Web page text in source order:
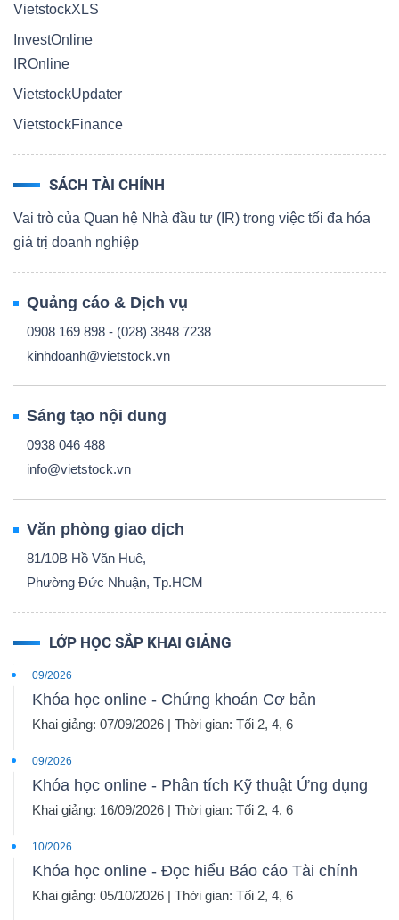
VietstockXLS
InvestOnline
IROnline
VietstockUpdater
VietstockFinance
SÁCH TÀI CHÍNH
Vai trò của Quan hệ Nhà đầu tư (IR) trong việc tối đa hóa
giá trị doanh nghiệp
Quảng cáo & Dịch vụ
0908 169 898 - (028) 3848 7238
kinhdoanh@vietstock.vn
Sáng tạo nội dung
0938 046 488
info@vietstock.vn
Văn phòng giao dịch
81/10B Hồ Văn Huê,
Phường Đức Nhuận, Tp.HCM
LỚP HỌC SẮP KHAI GIẢNG
09/2026
Khóa học online - Chứng khoán Cơ bản
Khai giảng: 07/09/2026 | Thời gian: Tối 2, 4, 6
09/2026
Khóa học online - Phân tích Kỹ thuật Ứng dụng
Khai giảng: 16/09/2026 | Thời gian: Tối 2, 4, 6
10/2026
Khóa học online - Đọc hiểu Báo cáo Tài chính
Khai giảng: 05/10/2026 | Thời gian: Tối 2, 4, 6